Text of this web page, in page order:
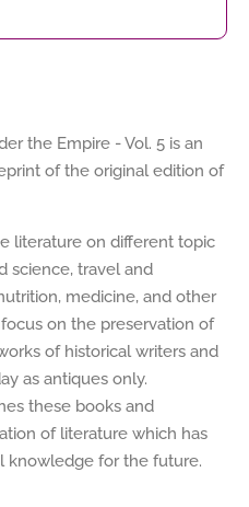
the Empire - Vol. 5 is an
of the original edition of
literature on different topic
science, travel and
medicine, and other
on the preservation of
of historical writers and
as antiques only.
these books and
of literature which has
knowledge for the future.